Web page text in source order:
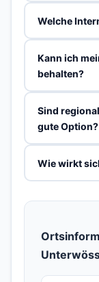
Welche
Kann ich
behalten?
Sind
gute Option?
Wie wirkt